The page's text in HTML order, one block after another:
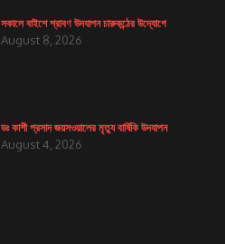
সকালে বাইশে শ্রাবণ উদযাপন চারুকন্ঠের উদ্যোগে
August 8, 2026
ডঃ কাশী প্রসাদ জয়সওয়ালের মৃত্যু বার্ষিকি উদযাপন
August 4, 2026